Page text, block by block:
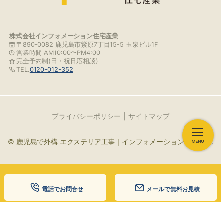
電話でお問合せ メールで無料お見積
株式会社インフォメーション住宅産業
〒890-0082 鹿児島市紫原7丁目15-5 玉泉ビル1F
営業時間 AM10:00〜PM4:00
完全予約制(日・祝日応相談)
TEL.0120-012-352
プライバシーポリシー サイトマップ
© 鹿児島で外構 エクステリア工事｜インフォメーション住宅産業.